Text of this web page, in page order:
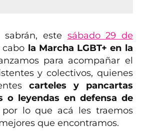
este sábado 29 de
cabo la Marcha LGBT+ en la
para acompañar el
y colectivos, quienes
carteles y pancartas
o leyendas en defensa de
por lo que acá les traemos
que encontramos.